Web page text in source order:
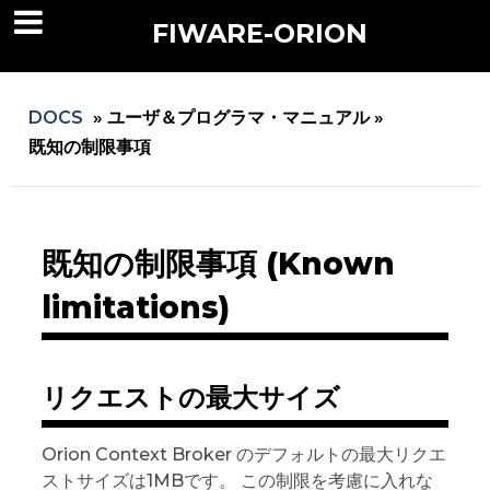
FIWARE-ORION
DOCS » ユーザ＆プログラマ・マニュアル »
既知の制限事項
既知の制限事項 (Known
limitations)
リクエストの最大サイズ
Orion Context Broker のデフォルトの最大リクエ
ストサイズは1MBです。 この制限を考慮に入れな